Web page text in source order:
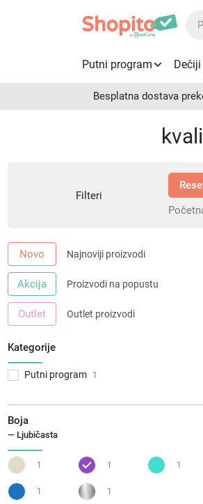
Putni program
Besplatna dostava
Filteri
Novo Najnoviji proizvodi
Akcija Proizvodi na popustu
Outlet Outlet proizvodi
Kategorije
Putni program 1
Boja
— Ljubičasta
1 1 1
1 1